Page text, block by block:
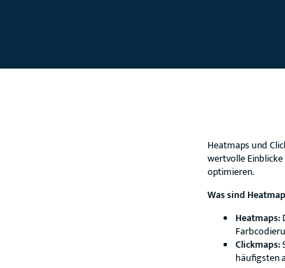
Heatmaps und
wertvolle
optimieren.
Was sind
Heatmaps:
Clickmaps:
häufigsten